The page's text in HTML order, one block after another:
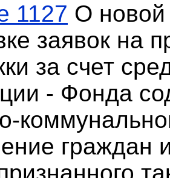
1127 О новой
заявок на
за счет
- Фонда
граждан